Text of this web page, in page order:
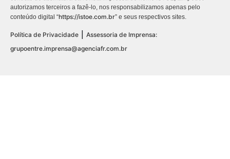
autorizamos terceiros a fazê-lo, nos responsabilizamos apenas pelo
conteúdo digital “https://istoe.com.br” e seus respectivos sites.
Política de Privacidade
Assessoria de Imprensa:
grupoentre.imprensa@agenciafr.com.br